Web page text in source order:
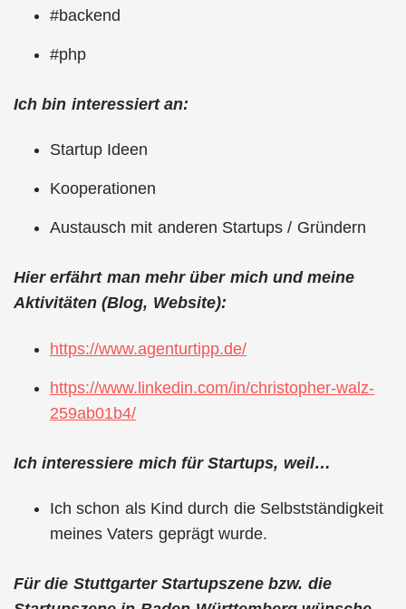
#backend
#php
Ich bin interessiert an:
Startup Ideen
Kooperationen
Austausch mit anderen Startups / Gründern
Hier erfährt man mehr über mich und meine
Aktivitäten (Blog, Website):
https://www.agenturtipp.de/
https://www.linkedin.com/in/christopher-walz-
259ab01b4/
Ich interessiere mich für Startups, weil…
Ich schon als Kind durch die Selbstständigkeit
meines Vaters geprägt wurde.
Für die Stuttgarter Startupszene bzw. die